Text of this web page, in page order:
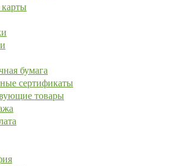
бумага
сертификаты
товары